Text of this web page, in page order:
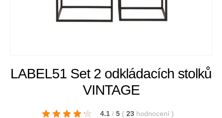
LABEL51 Set 2 odkládacích stolků
VINTAGE
4.1 / 5 ( 23 hodnocení )